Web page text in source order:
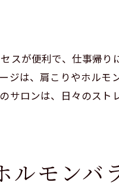
術
サロン
ッサージ
スが便利で、仕事帰り
ジは、肩こりやホルモ
サロンは、日々のスト
ルモンバ